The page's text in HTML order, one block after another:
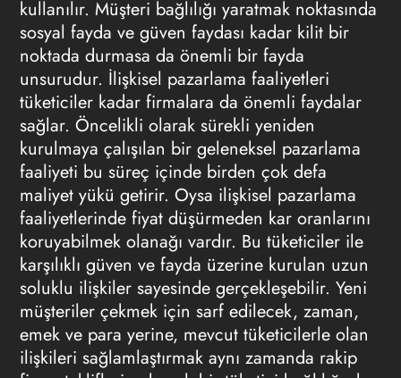
kullanılır. Müşteri bağlılığı yaratmak noktasında
sosyal fayda ve güven faydası kadar kilit bir
noktada durmasa da önemli bir fayda
unsurudur. İlişkisel pazarlama faaliyetleri
tüketiciler kadar firmalara da önemli faydalar
sağlar. Öncelikli olarak sürekli yeniden
kurulmaya çalışılan bir geleneksel pazarlama
faaliyeti bu süreç içinde birden çok defa
maliyet yükü getirir. Oysa ilişkisel pazarlama
faaliyetlerinde fiyat düşürmeden kar oranlarını
koruyabilmek olanağı vardır. Bu tüketiciler ile
karşılıklı güven ve fayda üzerine kurulan uzun
soluklu ilişkiler sayesinde gerçekleşebilir. Yeni
müşteriler çekmek için sarf edilecek, zaman,
emek ve para yerine, mevcut tüketicilerle olan
ilişkileri sağlamlaştırmak aynı zamanda rakip